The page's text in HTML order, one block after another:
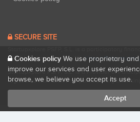
SECURE SITE
CNMV (Registration No. 18).View official registry
Startupxplore PSFP, S.L. is a Provider of
registered with CNMV for participatory
Cookies policy We use proprietary
improve our services and user
browse, we believe you accept its use.
Accept